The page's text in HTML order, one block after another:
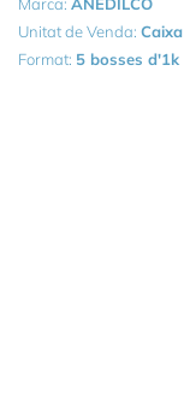
Unitat de Venda: Caixa
Format: 5 bosses d'1k